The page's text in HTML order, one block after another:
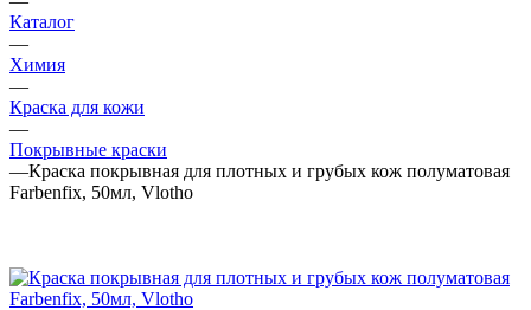
Каталог
—
Химия
—
Краска для кожи
—
Покрывные краски
—Краска покрывная для плотных и грубых кож полуматовая
Farbenfix, 50мл, Vlotho